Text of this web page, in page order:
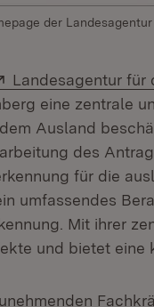
der
Extern:
Landesagentur für
eine zentrale
Ausland
des
für die
umfassendes
Mit ihrer
und bietet eine